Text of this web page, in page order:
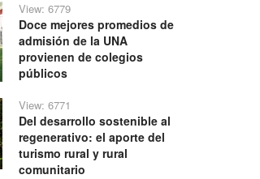
View: 6779
Doce mejores promedios de
admisión de la UNA
provienen de colegios
públicos
View: 6771
Del desarrollo sostenible al
regenerativo: el aporte del
turismo rural y rural
comunitario